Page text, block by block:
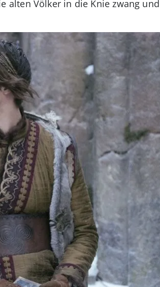
alten Völker in die Knie zwang und